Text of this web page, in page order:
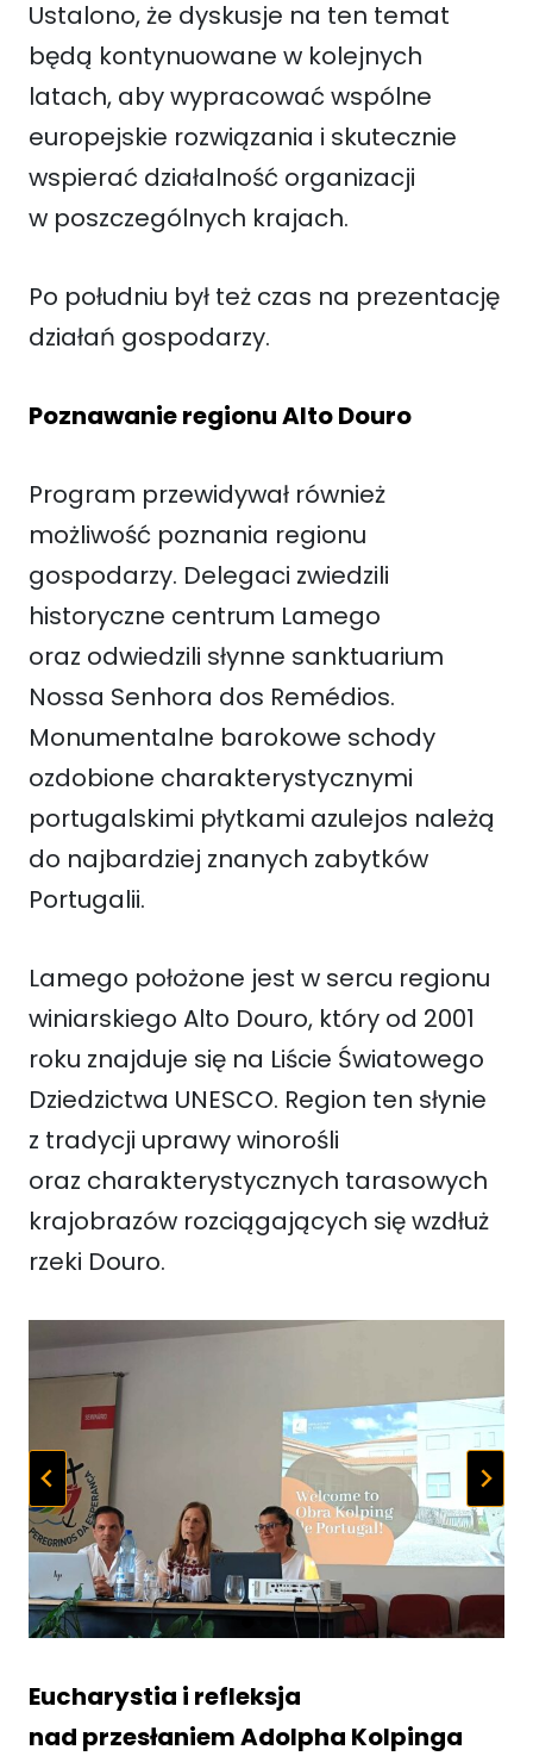
Ustalono, że dyskusje na ten temat
będą kontynuowane w kolejnych
latach, aby wypracować wspólne
europejskie rozwiązania i skutecznie
wspierać działalność organizacji
w poszczególnych krajach.
Po południu był też czas na prezentację
działań gospodarzy.
Poznawanie regionu Alto Douro
Program przewidywał również
możliwość poznania regionu
gospodarzy. Delegaci zwiedzili
historyczne centrum Lamego
oraz odwiedzili słynne sanktuarium
Nossa Senhora dos Remédios.
Monumentalne barokowe schody
ozdobione charakterystycznymi
portugalskimi płytkami azulejos należą
do najbardziej znanych zabytków
Portugalii.
Lamego położone jest w sercu regionu
winiarskiego Alto Douro, który od 2001
roku znajduje się na Liście Światowego
Dziedzictwa UNESCO. Region ten słynie
z tradycji uprawy winorośli
oraz charakterystycznych tarasowych
krajobrazów rozciągających się wzdłuż
rzeki Douro.
Eucharystia i refleksja
nad przesłaniem Adolpha Kolpinga